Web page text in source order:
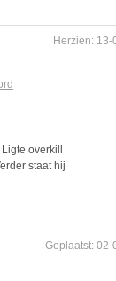
Herzien: 13-
overkill
staat hij
Geplaatst: 02-